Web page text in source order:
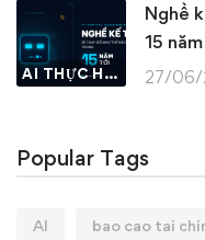
AI THỰC HÀNH
Nghề
15
27/06/
Popular Tags
AI bao cao tai